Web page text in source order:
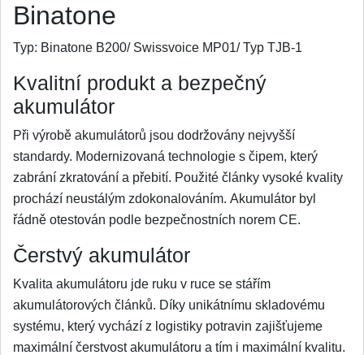
Binatone
Typ: Binatone B200/ Swissvoice MP01/ Typ TJB-1
Kvalitní produkt a bezpečný
akumulátor
Při výrobě akumulátorů jsou dodržovány nejvyšší
standardy. Modernizovaná technologie s čipem, který
zabrání zkratování a přebití. Použité články vysoké kvality
prochází neustálým zdokonalováním. Akumulátor byl
řádně otestován podle bezpečnostních norem CE.
Čerstvý akumulátor
Kvalita akumulátoru jde ruku v ruce se stářím
akumulátorových článků. Díky unikátnímu skladovému
systému, který vychází z logistiky potravin zajišťujeme
maximální čerstvost akumulátoru a tím i maximální kvalitu.